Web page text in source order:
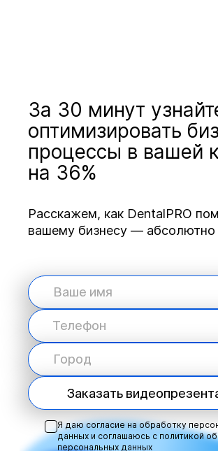
За 30 минут
оптимизировать
процессы в вашей
на 36%
Расскажем, как DentalPRO
вашему бизнесу — абсолютно
Заказать
Я даю согласие на обработку
данных и соглашаюсь с политикой
персональных данных